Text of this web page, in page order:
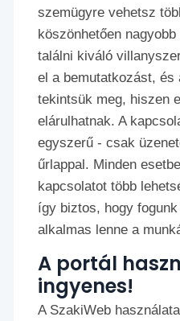
szemügyre vehetsz
köszönhetően
találni kiváló
el a bemutatkozást, és
tekintsük meg, hiszen
elárulhatnak. A
egyszerű - csak
űrlappal. Minden
kapcsolatot több
így biztos, hogy
alkalmas lenne a
A portál
ingyenes!
A SzakiWeb